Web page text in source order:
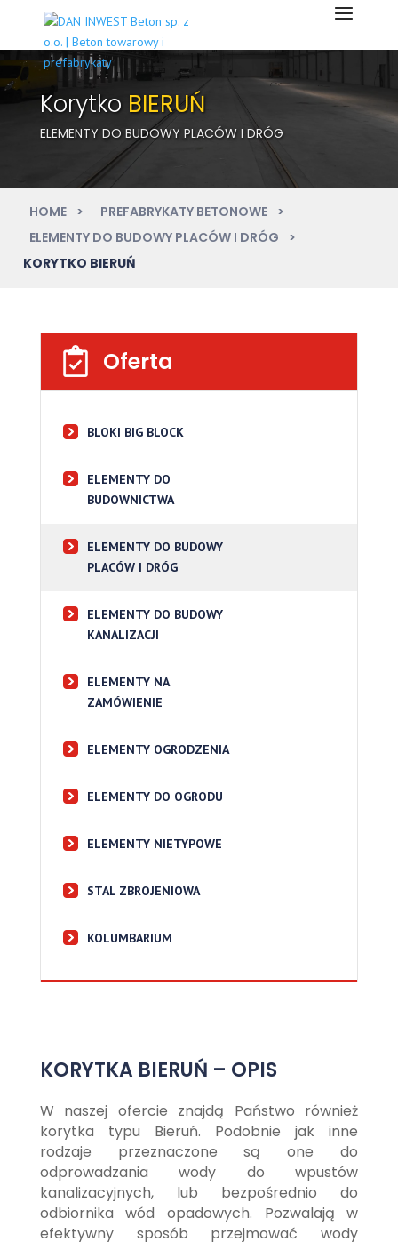
Korytko BIERUŃ
ELEMENTY DO BUDOWY PLACÓW I DRÓG
HOME
PREFABRYKATY BETONOWE
ELEMENTY DO BUDOWY PLACÓW I DRÓG
KORYTKO BIERUŃ
Oferta
BLOKI BIG BLOCK
ELEMENTY DO
BUDOWNICTWA
ELEMENTY DO BUDOWY
PLACÓW I DRÓG
ELEMENTY DO BUDOWY
KANALIZACJI
ELEMENTY NA
ZAMÓWIENIE
ELEMENTY OGRODZENIA
ELEMENTY DO OGRODU
ELEMENTY NIETYPOWE
STAL ZBROJENIOWA
KOLUMBARIUM
KORYTKA BIERUŃ – OPIS
W naszej ofercie znajdą Państwo również
korytka typu Bieruń. Podobnie jak inne
rodzaje przeznaczone są one do
odprowadzania wody do wpustów
kanalizacyjnych, lub bezpośrednio do
odbiornika wód opadowych. Pozwalają w
efektywny sposób przejmować wody